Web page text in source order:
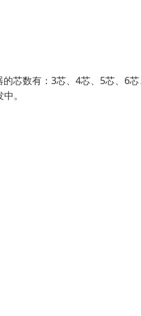
芯数有：3芯、4芯、5芯、6
。